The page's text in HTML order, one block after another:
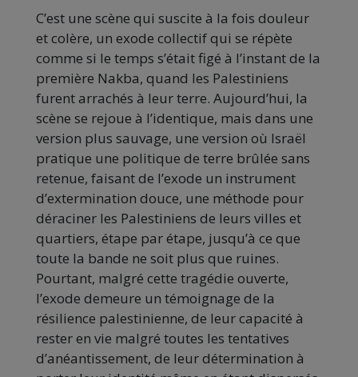
C’est une scène qui suscite à la fois douleur
et colère, un exode collectif qui se répète
comme si le temps s’était figé à l’instant de la
première Nakba, quand les Palestiniens
furent arrachés à leur terre. Aujourd’hui, la
scène se rejoue à l’identique, mais dans une
version plus sauvage, une version où Israël
pratique une politique de terre brûlée sans
retenue, faisant de l’exode un instrument
d’extermination douce, une méthode pour
déraciner les Palestiniens de leurs villes et
quartiers, étape par étape, jusqu’à ce que
toute la bande ne soit plus que ruines.
Pourtant, malgré cette tragédie ouverte,
l’exode demeure un témoignage de la
résilience palestinienne, de leur capacité à
rester en vie malgré toutes les tentatives
d’anéantissement, de leur détermination à